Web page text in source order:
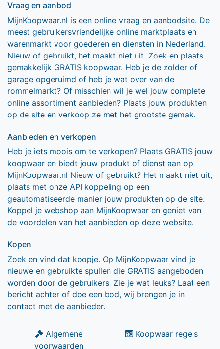
Vraag en aanbod
MijnKoopwaar.nl is een online vraag en aanbodsite. De
meest gebruikersvriendelijke online marktplaats en
warenmarkt voor goederen en diensten in Nederland.
Nieuw of gebruikt, het maakt niet uit. Zoek en plaats
gemakkelijk GRATIS koopwaar. Heb je de zolder of
garage opgeruimd of heb je wat over van de
rommelmarkt? Of misschien wil je wel jouw complete
online assortiment aanbieden? Plaats jouw produkten
op de site en verkoop ze met het grootste gemak.
Aanbieden en verkopen
Heb je iets moois om te verkopen? Plaats GRATIS jouw
koopwaar en biedt jouw produkt of dienst aan op
MijnKoopwaar.nl Nieuw of gebruikt? Het maakt niet uit,
plaats met onze API koppeling op een
geautomatiseerde manier jouw produkten op de site.
Koppel je webshop aan MijnKoopwaar en geniet van
de voordelen van het aanbieden op deze website.
Kopen
Zoek en vind dat koopje. Op MijnKoopwaar vind je
nieuwe en gebruikte spullen die GRATIS aangeboden
worden door de gebruikers. Zie je wat leuks? Laat een
bericht achter of doe een bod, wij brengen je in
contact met de aanbieder.
Algemene
voorwaarden
Koopwaar regels